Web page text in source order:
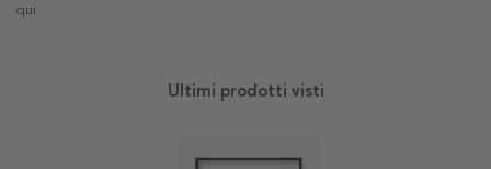
qui.
Ultimi prodotti visti